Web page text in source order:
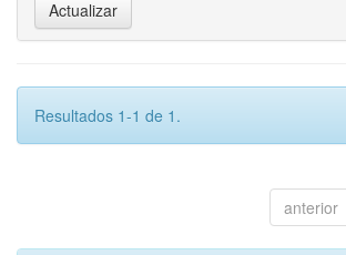
Resultados 1-1 de 1.
anterior